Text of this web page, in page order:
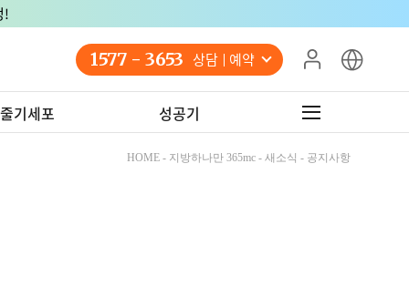
!
1577 - 3653 상담 예약
기세포 성공기
HOME - 지방하나만 365mc - 새소식 - 공지사항